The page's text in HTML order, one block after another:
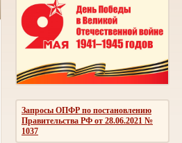
Запросы ОПФР по постановлению
Правительства РФ от 28.06.2021 №
1037